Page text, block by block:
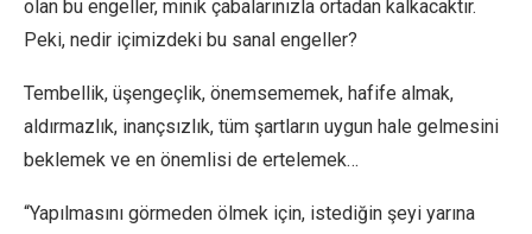
olan bu engeller, minik çabalarınızla ortadan kalkacaktır.
Peki, nedir içimizdeki bu sanal engeller?
Tembellik, üşengeçlik, önemsememek, hafife almak,
aldırmazlık, inançsızlık, tüm şartların uygun hale gelmesini
beklemek ve en önemlisi de ertelemek…
“Yapılmasını görmeden ölmek için, istediğin şeyi yarına